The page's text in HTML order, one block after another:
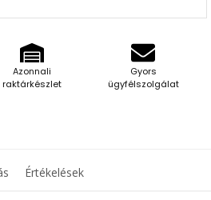
Azonnali
raktárkészlet
Gyors
ügyfélszolgálat
Értékelések